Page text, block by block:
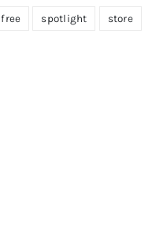
free spotlight store